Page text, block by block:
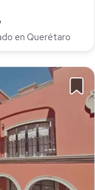
en Querétaro